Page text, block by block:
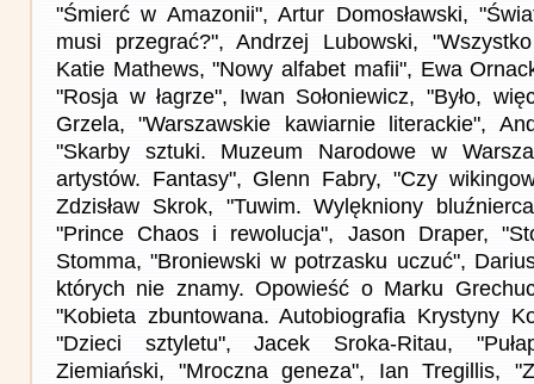
"Śmierć w Amazonii", Artur Domosławski,
musi przegrać?", Andrzej Lubowski,
Katie Mathews, "Nowy alfabet mafii", Ewa
"Rosja w łagrze", Iwan Sołoniewicz, "Było,
Grzela, "Warszawskie kawiarnie literackie",
"Skarby sztuki. Muzeum Narodowe w
artystów. Fantasy", Glenn Fabry, "Czy
Zdzisław Skrok, "Tuwim. Wylękniony
"Prince Chaos i rewolucja", Jason Draper,
Stomma, "Broniewski w potrzasku uczuć",
których nie znamy. Opowieść o Marku
"Kobieta zbuntowana. Autobiografia Krystyny
"Dzieci sztyletu", Jacek Sroka-Ritau,
Ziemiański, "Mroczna geneza", Ian Tregillis,